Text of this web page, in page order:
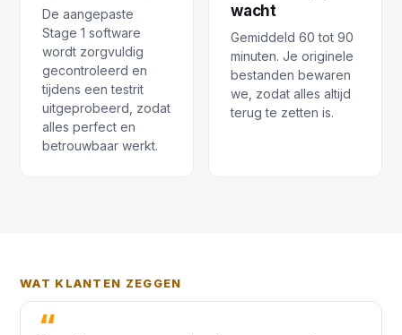
De aangepaste
Stage 1 software
wordt zorgvuldig
gecontroleerd en
tijdens een testrit
uitgeprobeerd, zodat
alles perfect en
betrouwbaar werkt.
wacht
Gemiddeld 60 tot 90
minuten. Je originele
bestanden bewaren
we, zodat alles altijd
terug te zetten is.
WAT KLANTEN ZEGGEN